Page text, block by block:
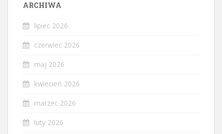
ARCHIWA
lipiec 2026
czerwiec 2026
maj 2026
kwiecień 2026
marzec 2026
luty 2026